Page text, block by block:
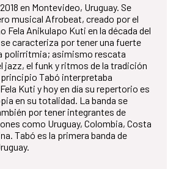
en Montevideo, Uruguay. Se
musical Afrobeat, creado por el
Fela Anikulapo Kuti en la década del
caracteriza por tener una fuerte
polirritmia; asimismo rescata
jazz, el funk y ritmos de la tradición
principio Tabó interpretaba
Kuti y hoy en día su repertorio es
en su totalidad. La banda se
por tener integrantes de
como Uruguay, Colombia, Costa
Tabó es la primera banda de